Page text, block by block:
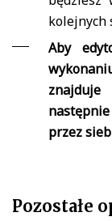
kolejnych
Aby
przez
Pozostałe